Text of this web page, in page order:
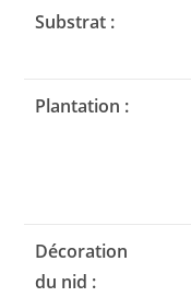
Substrat :
Plantation :
Décoration
du nid :